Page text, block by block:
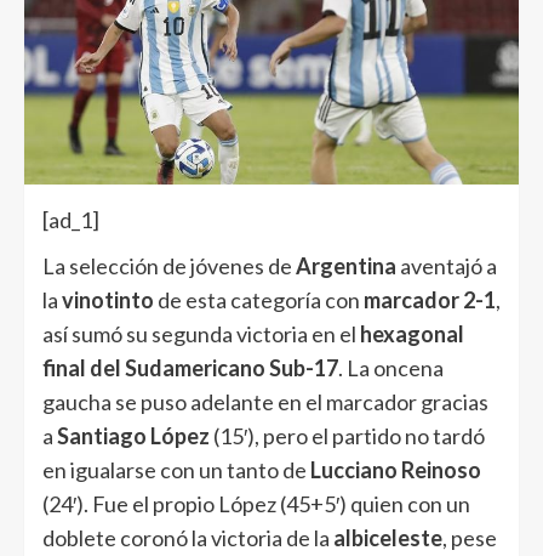
[ad_1]
La selección de jóvenes deArgentina aventajó a
lavinotinto de esta categoría con marcador 2-1,
así sumó su segunda victoria en el hexagonal
final del Sudamericano Sub-17. La oncena
gaucha se puso adelante en el marcador gracias
aSantiago López (15′), pero el partido no tardó
en igualarse con un tanto de Lucciano Reinoso
(24′). Fue el propio López (45+5′) quien con un
doblete coronó la victoria de la albiceleste, pese